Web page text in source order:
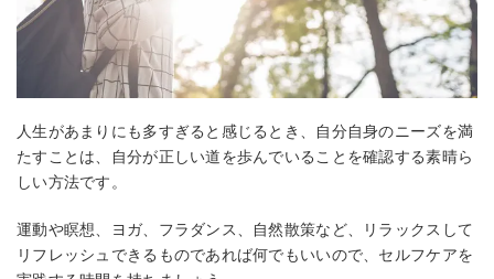
人生があまりにも多すぎると感じるとき、自分自身のニーズを満
たすことは、自分が正しい道を歩んでいることを確認する素晴ら
しい方法です。
運動や瞑想、ヨガ、フラダンス、自然散策など、リラックスして
リフレッシュできるものであれば何でもいいので、セルフケアを